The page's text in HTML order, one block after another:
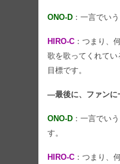
ONO-D ：一言でい
HIRO-C ：つまり、
歌を歌ってくれてい
目標です。
―最後に、ファンに
ONO-D ：一言でい
す。
HIRO-C ：つまり、